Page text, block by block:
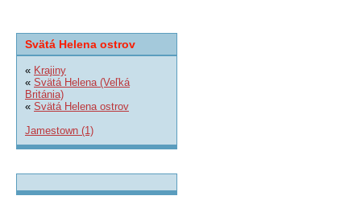
Svätá Helena ostrov
« Krajiny
« Svätá Helena (Veľká
Británia)
« Svätá Helena ostrov
Jamestown (1)